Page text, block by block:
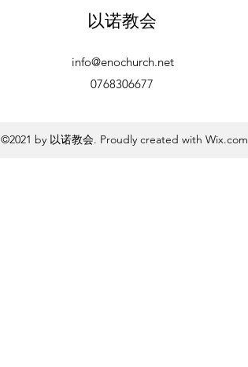
以诺教会
0768306677
info@enochurch.net
©2021 by 以诺教会. Proudly created with Wix.com